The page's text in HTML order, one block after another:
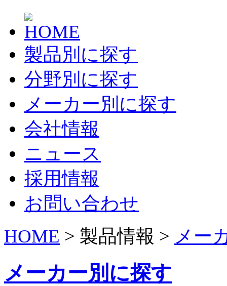
製品別に探す
分野別に探す
メーカー別に探す
会社情報
ニュース
採用情報
お問い合わせ
HOME > 製品情報 > メー
メーカー別に探す